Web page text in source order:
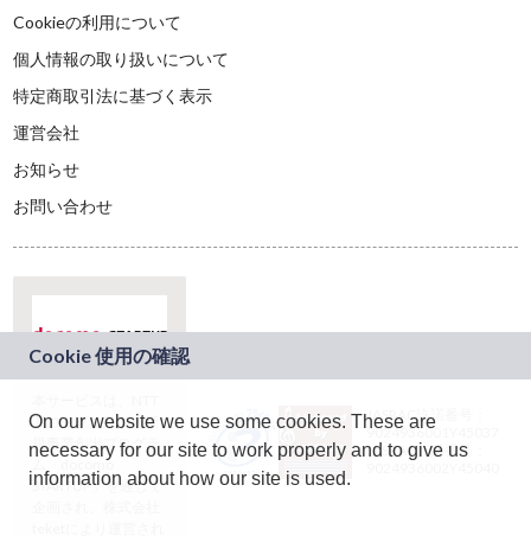
Cookieの利用について
個人情報の取り扱いについて
特定商取引法に基づく表示
運営会社
お知らせ
お問い合わせ
ドコモグループの新
規事業創出プログラ
ム「docomo
STARTUP」を通じて
JASRAC許諾番号：
9024936001Y45037
JASRAC許諾番号：
On our website we use some cookies. These are
necessary for our site to work properly and to give us
information about how our site is used.